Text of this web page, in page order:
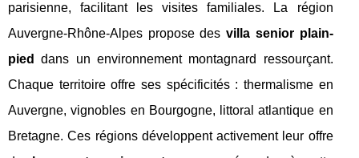
parisienne, facilitant les visites familiales. La région
Auvergne-Rhône-Alpes propose desvilla senior plain-
pied
dans un environnement montagnard ressourçant.
Chaque territoire offre ses spécificités : thermalisme en
Auvergne, vignobles en Bourgogne, littoral atlantique en
Bretagne. Ces régions développent activement leur offre